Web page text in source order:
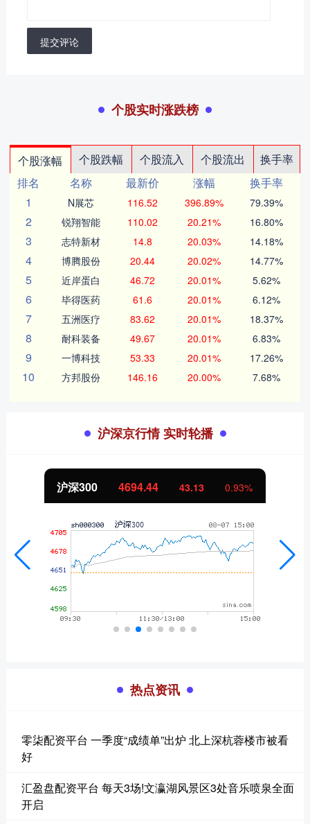
提交评论
个股实时涨跌榜
个股涨幅 个股跌幅 个股流入 个股流出
换手率
排名
名称 最新价 涨幅
换手率
1
N展芯 116.52 396.89% 79.39%
2 锐翔智能 110.02 20.21% 16.80%
3 志特新材 14.8 20.03% 14.18%
4 博腾股份 20.44 20.02% 14.77%
5 近岸蛋白 46.72 20.01% 5.62%
6 毕得医药 61.6 20.01% 6.12%
7 五洲医疗 83.62 20.01% 18.37%
8 耐科装备 49.67 20.01% 6.83%
9 一博科技 53.33 20.01% 17.26%
10 方邦股份 146.16 20.00% 7.68%
沪深京行情 实时轮播
北证50 1134.24 11.37 1.01%
热点资讯
零柒配资平台 一季度“成绩单”出炉 北上深杭蓉楼市被看
好
汇盈盘配资平台 每天3场!文瀛湖风景区3处音乐喷泉全面
开启